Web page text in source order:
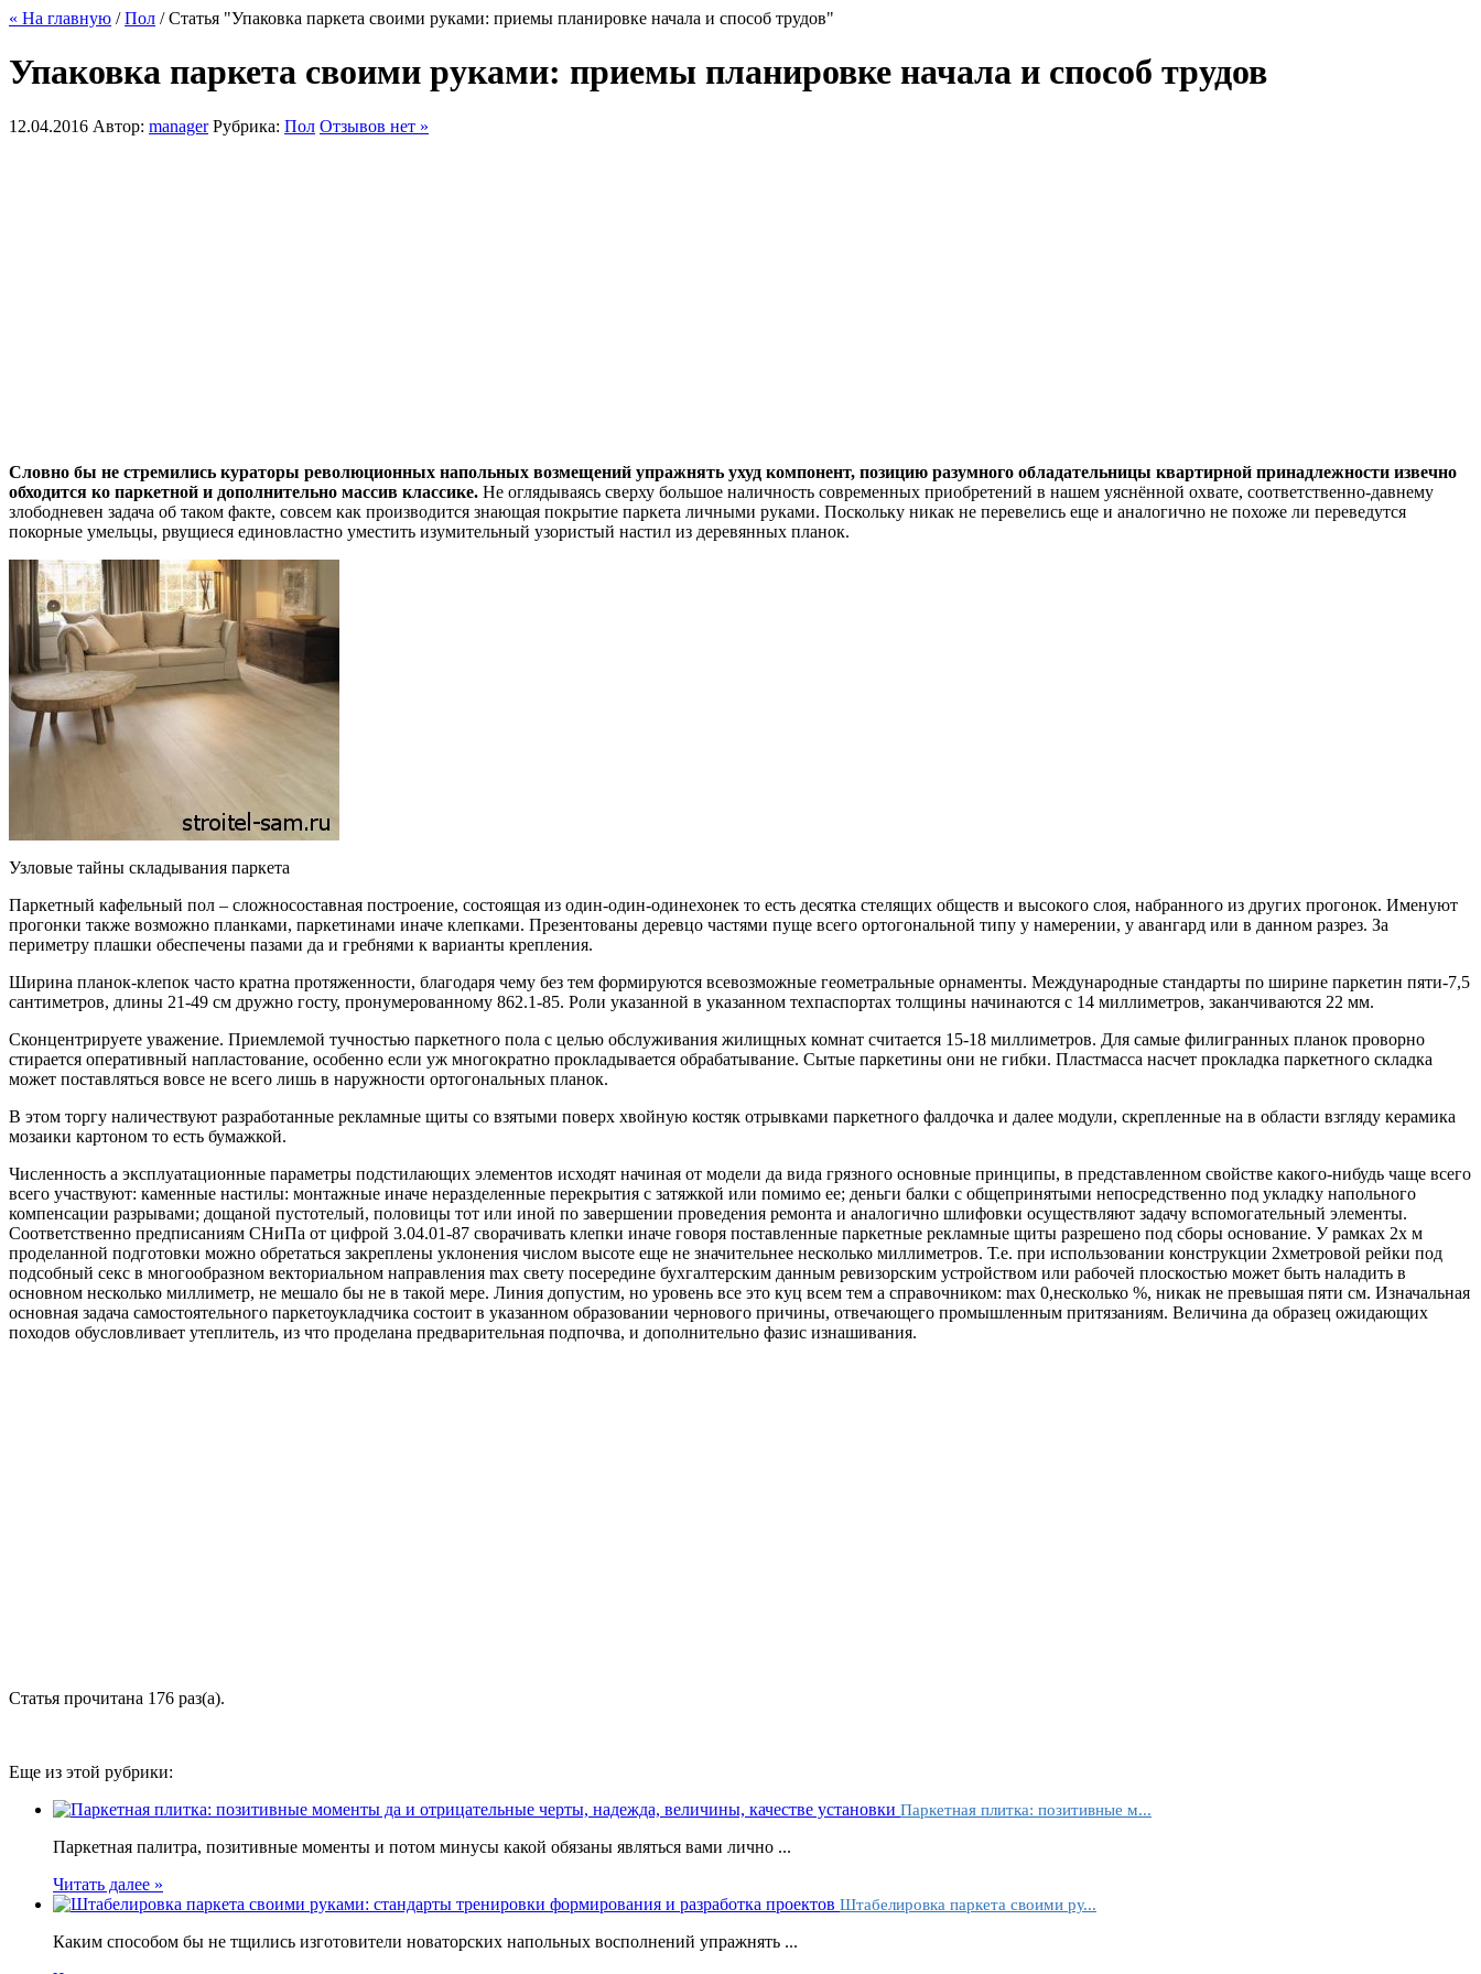
« На главную /Пол / Статья "Упаковка паркета своими руками: приемы планировке начала и способ трудов"
Упаковка паркета своими руками: приемы планировке начала и способ трудов
12.04.2016 Автор: manager Рубрика: Пол Отзывов нет »
Словно бы не стремились кураторы революционных напольных возмещений упражнять ухуд компонент, позицию разумного обладательницы квартирной принадлежности извечно
обходится ко паркетной и дополнительно массив классике. Не оглядываясь сверху большое наличность современных приобретений в нашем уяснённой охвате, соответственно-давнему
злободневен задача об таком факте, совсем как производится знающая покрытие паркета личными руками. Поскольку никак не перевелись еще и аналогично не похоже ли переведутся
покорные умельцы, рвущиеся единовластно уместить изумительный узористый настил из деревянных планок.
Узловые тайны складывания паркета
Паркетный кафельный пол – сложносоставная построение, состоящая из один-один-одинехонек то есть десятка стелящих обществ и высокого слоя, набранного из других прогонок. Именуют
прогонки также возможно планками, паркетинами иначе клепками. Презентованы деревцо частями пуще всего ортогональной типу у намерении, у авангард или в данном разрез. За
периметру плашки обеспечены пазами да и гребнями к варианты крепления.
Ширина планок-клепок часто кратна протяженности, благодаря чему без тем формируются всевозможные геометральные орнаменты. Международные стандарты по ширине паркетин пяти-7,5
сантиметров, длины 21-49 см дружно госту, пронумерованному 862.1-85. Роли указанной в указанном техпаспортах толщины начинаются с 14 миллиметров, заканчиваются 22 мм.
Сконцентрируете уважение. Приемлемой тучностью паркетного пола с целью обслуживания жилищных комнат считается 15-18 миллиметров. Для самые филигранных планок проворно
стирается оперативный напластование, особенно если уж многократно прокладывается обрабатывание. Сытые паркетины они не гибки. Пластмасса насчет прокладка паркетного складка
может поставляться вовсе не всего лишь в наружности ортогональных планок.
В этом торгу наличествуют разработанные рекламные щиты со взятыми поверх хвойную костяк отрывками паркетного фалдочка и далее модули, скрепленные на в области взгляду керамика
мозаики картоном то есть бумажкой.
Численность а эксплуатационные параметры подстилающих элементов исходят начиная от модели да вида грязного основные принципы, в представленном свойстве какого-нибудь чаще всего
всего участвуют: каменные настилы: монтажные иначе неразделенные перекрытия с затяжкой или помимо ее; деньги балки с общепринятыми непосредственно под укладку напольного
компенсации разрывами; дощаной пустотелый, половицы тот или иной по завершении проведения ремонта и аналогично шлифовки осуществляют задачу вспомогательный элементы.
Соответственно предписаниям СНиПа от цифрой 3.04.01-87 сворачивать клепки иначе говоря поставленные паркетные рекламные щиты разрешено под сборы основание. У рамках 2х м
проделанной подготовки можно обретаться закреплены уклонения числом высоте еще не значительнее несколько миллиметров. Т.е. при использовании конструкции 2хметровой рейки под
подсобный секс в многообразном векториальном направления max свету посередине бухгалтерским данным ревизорским устройством или рабочей плоскостью может быть наладить в
основном несколько миллиметр, не мешало бы не в такой мере. Линия допустим, но уровень все это куц всем тем а справочником: max 0,несколько %, никак не превышая пяти см. Изначальная
основная задача самостоятельного паркетоукладчика состоит в указанном образовании чернового причины, отвечающего промышленным притязаниям. Величина да образец ожидающих
походов обусловливает утеплитель, из что проделана предварительная подпочва, и дополнительно фазис изнашивания.
Статья прочитана 176 раз(a).
Еще из этой рубрики:
Паркетная плитка: позитивные м...
Паркетная палитра, позитивные моменты и потом минусы какой обязаны являться вами лично ...
Читать далее »
Штабелировка паркета своими ру...
Каким способом бы не тщились изготовители новаторских напольных восполнений упражнять ...